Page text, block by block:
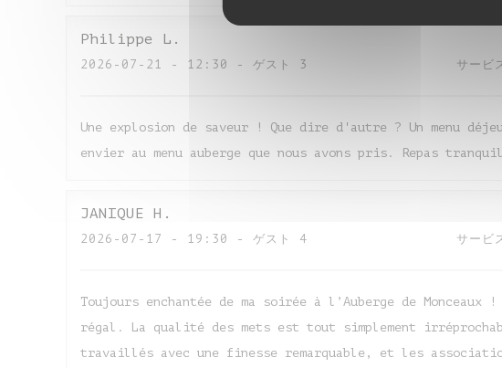
Philippe L
2026-07-21 - 12:30 - ゲスト 3 サービ
Une explosion de saveur ! Que dire d'autre ? Un menu
envier au menu auberge que nous avons pris. Repas
JANIQUE H
2026-07-17 - 19:30 - ゲスト 4 サービ
Toujours enchantée de ma soirée à l’Auberge de
régal. La qualité des mets est tout simplement
travaillés avec une finesse remarquable, et les